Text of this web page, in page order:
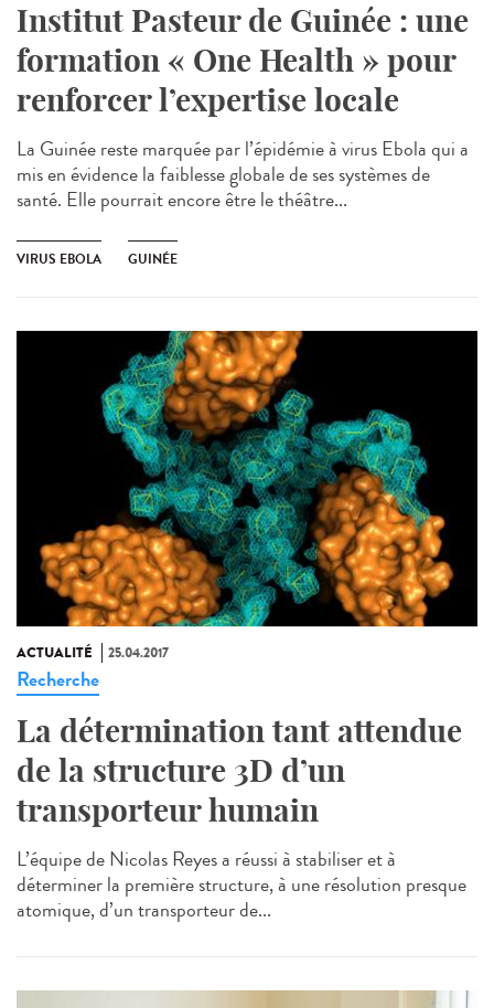
Institut Pasteur de Guinée : une
formation « One Health » pour
renforcer l’expertise locale
La Guinée reste marquée par l’épidémie à virus Ebola qui a
mis en évidence la faiblesse globale de ses systèmes de
santé. Elle pourrait encore être le théâtre...
VIRUS EBOLA GUINÉE
ACTUALITÉ 25.04.2017
Recherche
La détermination tant attendue
de la structure 3D d’un
transporteur humain
L’équipe de Nicolas Reyes a réussi à stabiliser et à
déterminer la première structure, à une résolution presque
atomique, d’un transporteur de...